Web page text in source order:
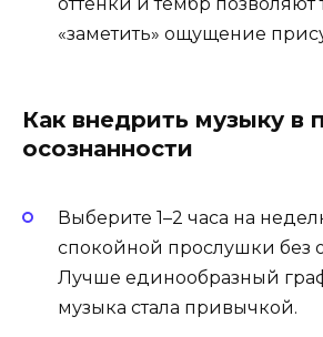
«заметить» ощущение
Как внедрить музыку в
осознанности
Выберите 1–2 часа на
спокойной прослушки без
Лучше единообразный
музыка стала привычкой.